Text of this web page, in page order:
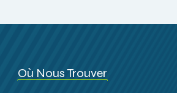
Où Nous Trouver